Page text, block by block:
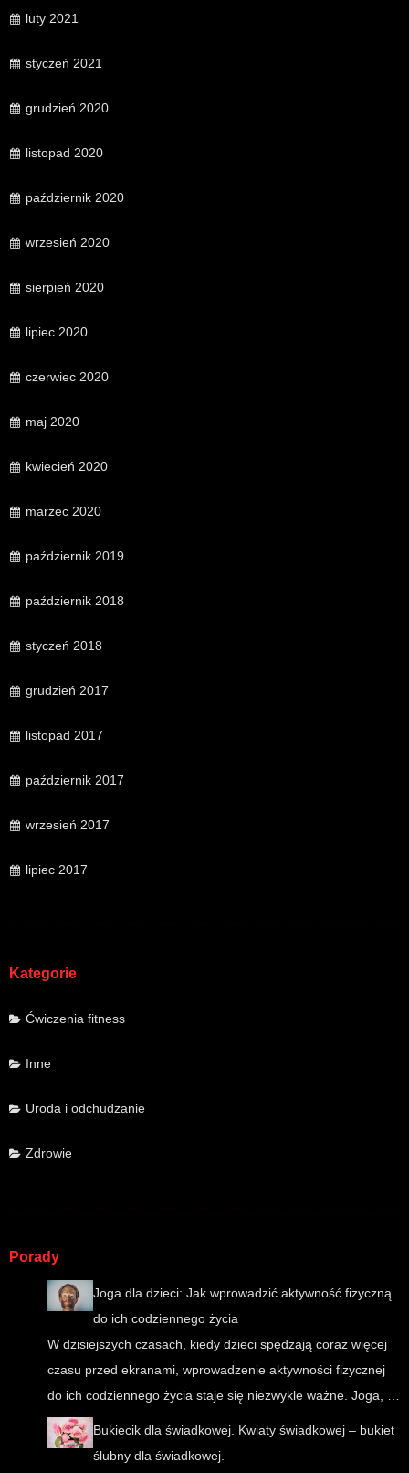
luty 2021
styczeń 2021
grudzień 2020
listopad 2020
październik 2020
wrzesień 2020
sierpień 2020
lipiec 2020
czerwiec 2020
maj 2020
kwiecień 2020
marzec 2020
październik 2019
październik 2018
styczeń 2018
grudzień 2017
listopad 2017
październik 2017
wrzesień 2017
lipiec 2017
Kategorie
Ćwiczenia fitness
Inne
Uroda i odchudzanie
Zdrowie
Porady
Joga dla dzieci: Jak wprowadzić aktywność fizyczną
do ich codziennego życia
W dzisiejszych czasach, kiedy dzieci spędzają coraz więcej
czasu przed ekranami, wprowadzenie aktywności fizycznej
do ich codziennego życia staje się niezwykle ważne. Joga, …
Bukiecik dla świadkowej. Kwiaty świadkowej – bukiet
ślubny dla świadkowej.